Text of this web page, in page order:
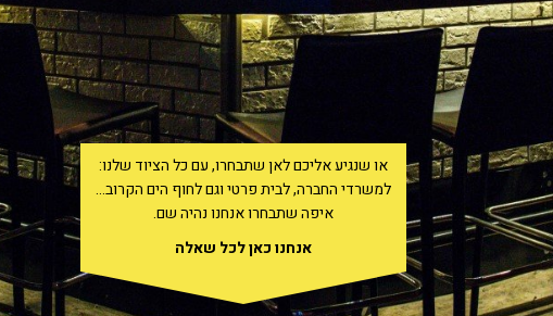
או שנגיע אליכם לאן שתבחרו, עם כל הציוד שלנו:
למשרדי החברה, לבית פרטי וגם לחוף הים הקרוב…
איפה שתבחרו אנחנו נהיה שם.
אנחנו כאן לכל שאלה